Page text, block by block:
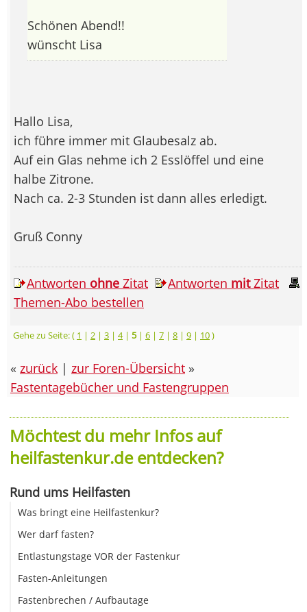
Schönen Abend!!
wünscht Lisa
Hallo Lisa,
ich führe immer mit Glaubesalz ab.
Auf ein Glas nehme ich 2 Esslöffel und eine
halbe Zitrone.
Nach ca. 2-3 Stunden ist dann alles erledigt.
Gruß Conny
Antworten ohne Zitat Antworten mitZitat
Themen-Abo bestellen
Gehe zu Seite: ( 1 | 2 | 3 | 4| 5| 6 | 7 | 8 | 9 | 10)
« zurück | zur Foren-Übersicht »
Fastentagebücher und Fastengruppen
Möchtest du mehr Infos auf
heilfastenkur.de entdecken?
Rund ums Heilfasten
Was bringt eine Heilfastenkur?
Wer darf fasten?
Entlastungstage VOR der Fastenkur
Fasten-Anleitungen
Fastenbrechen / Aufbautage